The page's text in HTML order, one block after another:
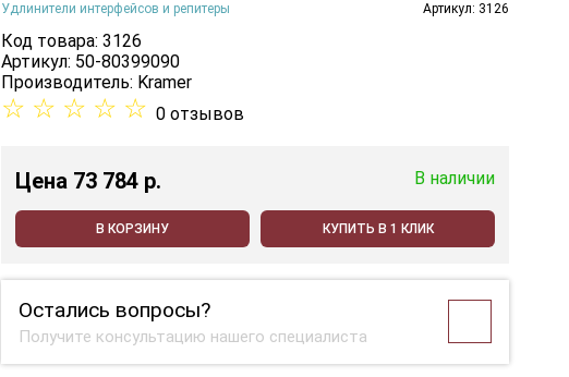
Удлинители интерфейсов и репитеры Артикул: 3126
Код товара: 3126
Артикул: 50-80399090
Производитель: Kramer
☆ ☆ ☆ ☆ ☆ 0 отзывов
Цена 73 784 p. В наличии
В КОРЗИНУ КУПИТЬ В 1 КЛИК
Остались вопросы?
Получите консультацию нашего специалиста